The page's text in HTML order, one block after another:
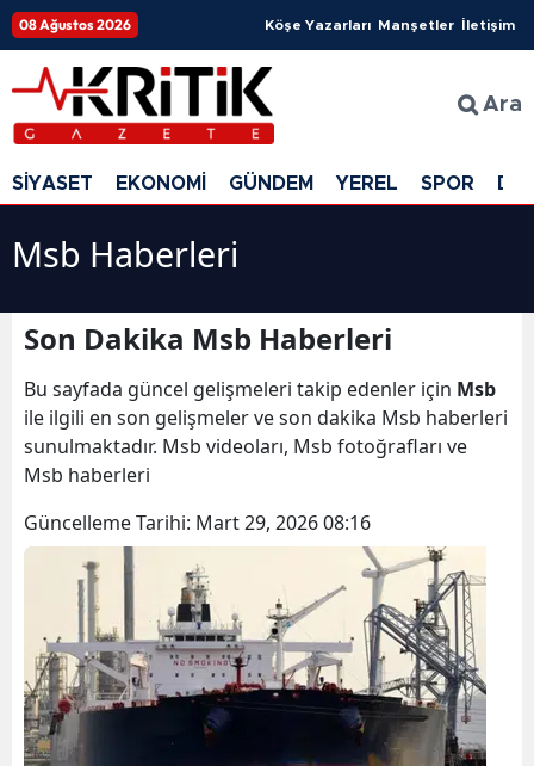
08 Ağustos 2026 Köşe Yazarları Manşetler İletişim
Ara
SİYASET EKONOMİ GÜNDEM YEREL SPOR
Msb Haberleri
Son Dakika Msb Haberleri
Bu sayfada güncel gelişmeleri takip edenler için Msb
ile ilgili en son gelişmeler ve son dakika Msb haberleri
sunulmaktadır. Msb videoları, Msb fotoğrafları ve
Msb haberleri
Güncelleme Tarihi: Mart 29, 2026 08:16